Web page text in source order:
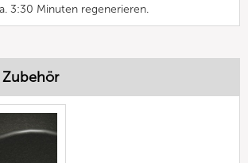
3:30 Minuten regenerieren.